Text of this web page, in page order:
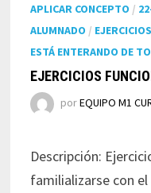
APLICAR CONCEPTO /
ALUMNADO / EJERCICIOS
ESTÁ ENTERANDO DE
EJERCICIOS
porEQUIPO M1
Descripción:
familializarse con